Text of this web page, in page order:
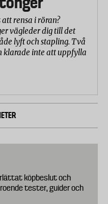
rensa i röran?
vägleder dig till det
lyft och stapling. Två
klarade inte att uppfylla
köpbeslut och
tester, guider och